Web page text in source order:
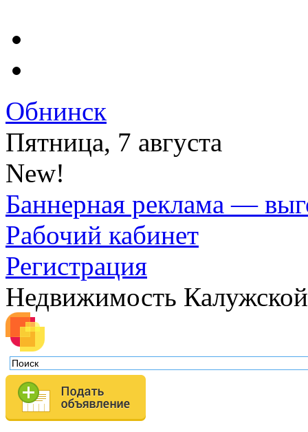
Обнинск
Пятница, 7 августа
New!
Баннерная реклама —
Рабочий кабинет
Регистрация
Недвижимость